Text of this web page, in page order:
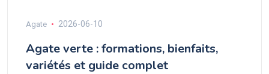
Agate 2026-06-10
Agate verte : formations, bienfaits,
variétés et guide complet